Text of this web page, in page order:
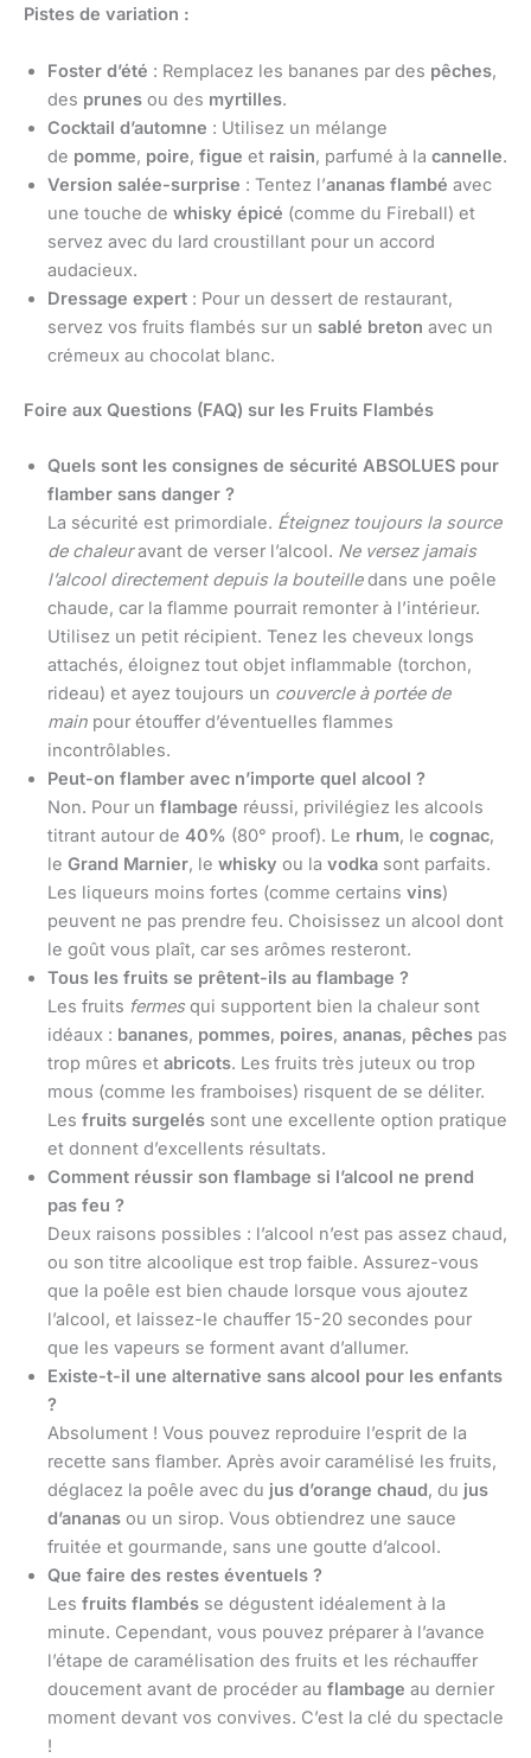
Pistes de variation :
Foster d’été : Remplacez les bananes par des pêches,
des prunes ou des myrtilles.
Cocktail d’automne : Utilisez un mélange
de pomme, poire, figue et raisin, parfumé à la cannelle.
Version salée-surprise : Tentez l’ananas flambé avec
une touche de whisky épicé (comme du Fireball) et
servez avec du lard croustillant pour un accord
audacieux.
Dressage expert : Pour un dessert de restaurant,
servez vos fruits flambés sur un sablé breton avec un
crémeux au chocolat blanc.
Foire aux Questions (FAQ) sur les Fruits Flambés
Quels sont les consignes de sécurité ABSOLUES pour
flamber sans danger ?
La sécurité est primordiale. Éteignez toujours la source
de chaleuravant de verser l’alcool. Ne versez jamais
l’alcool directement depuis la bouteilledans une poêle
chaude, car la flamme pourrait remonter à l’intérieur.
Utilisez un petit récipient. Tenez les cheveux longs
attachés, éloignez tout objet inflammable (torchon,
rideau) et ayez toujours un couvercle à portée de
main pour étouffer d’éventuelles flammes
incontrôlables.
Peut-on flamber avec n’importe quel alcool ?
Non. Pour un flambage réussi, privilégiez les alcools
titrant autour de 40% (80° proof). Le rhum, le cognac,
le Grand Marnier, le whisky ou la vodka sont parfaits.
Les liqueurs moins fortes (comme certains vins)
peuvent ne pas prendre feu. Choisissez un alcool dont
le goût vous plaît, car ses arômes resteront.
Tous les fruits se prêtent-ils au flambage ?
Les fruits fermesqui supportent bien la chaleur sont
idéaux : bananes, pommes, poires, ananas, pêches pas
trop mûres et abricots. Les fruits très juteux ou trop
mous (comme les framboises) risquent de se déliter.
Les fruits surgelés sont une excellente option pratique
et donnent d’excellents résultats.
Comment réussir son flambage si l’alcool ne prend
pas feu ?
Deux raisons possibles : l’alcool n’est pas assez chaud,
ou son titre alcoolique est trop faible. Assurez-vous
que la poêle est bien chaude lorsque vous ajoutez
l’alcool, et laissez-le chauffer 15-20 secondes pour
que les vapeurs se forment avant d’allumer.
Existe-t-il une alternative sans alcool pour les enfants
?
Absolument ! Vous pouvez reproduire l’esprit de la
recette sans flamber. Après avoir caramélisé les fruits,
déglacez la poêle avec du jus d’orange chaud, du jus
d’ananas ou un sirop. Vous obtiendrez une sauce
fruitée et gourmande, sans une goutte d’alcool.
Que faire des restes éventuels ?
Les fruits flambés se dégustent idéalement à la
minute. Cependant, vous pouvez préparer à l’avance
l’étape de caramélisation des fruits et les réchauffer
doucement avant de procéder au flambage au dernier
moment devant vos convives. C’est la clé du spectacle
!